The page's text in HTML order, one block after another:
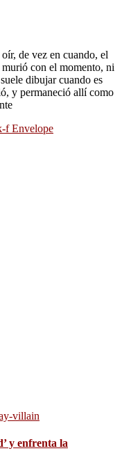
de vez en cuando, el
con el momento, ni
dibujar cuando es
y permaneció allí como
f Envelope
y enfrenta la